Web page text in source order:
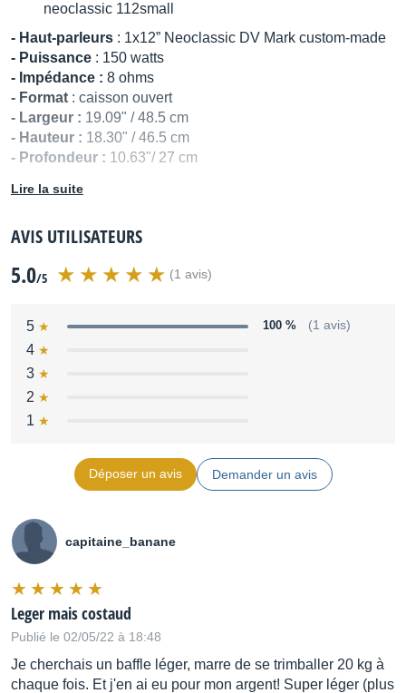
neoclassic 112small
- Haut-parleurs : 1x12” Neoclassic DV Mark custom-made
- Puissance : 150 watts
- Impédance : 8 ohms
- Format : caisson ouvert
- Largeur : 19.09" / 48.5 cm
- Hauteur : 18.30" / 46.5 cm
- Profondeur : 10.63"/ 27 cm
Distribué parMogar
Lire la suite
AVIS UTILISATEURS
5.0/5 (1 avis)
5 100 % (1 avis)
4
3
2
1
Déposer un avis Demander un avis
capitaine_banane
Leger mais costaud
Publié le 02/05/22 à 18:48
Je cherchais un baffle léger, marre de se trimballer 20 kg à
chaque fois. Et j'en ai eu pour mon argent! Super léger (plus